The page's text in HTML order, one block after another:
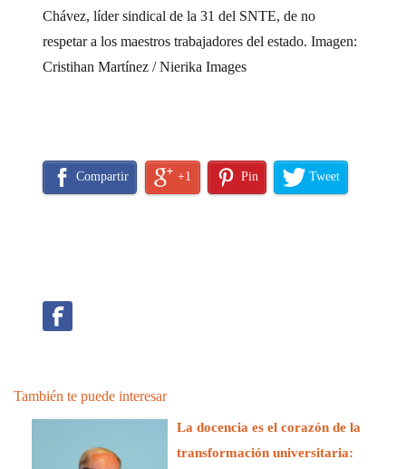
Chávez, líder sindical de la 31 del SNTE, de no
respetar a los maestros trabajadores del estado. Imagen:
Cristihan Martínez / Nierika Images
Compartir +1 Pin Tweet
También te puede interesar
La docencia es el corazón de la
transformación universitaria: